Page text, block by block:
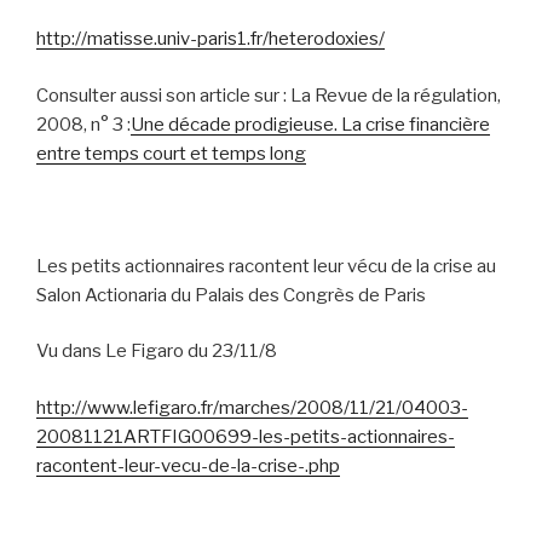
http://matisse.univ-paris1.fr/heterodoxies/
Consulter aussi son article sur : La Revue de la régulation,
2008, n° 3 :Une décade prodigieuse. La crise financière
entre temps court et temps long
Les petits actionnaires racontent leur vécu de la crise au
Salon Actionaria du Palais des Congrès de Paris
Vu dans Le Figaro du 23/11/8
http://www.lefigaro.fr/marches/2008/11/21/04003-
20081121ARTFIG00699-les-petits-actionnaires-
racontent-leur-vecu-de-la-crise-.php